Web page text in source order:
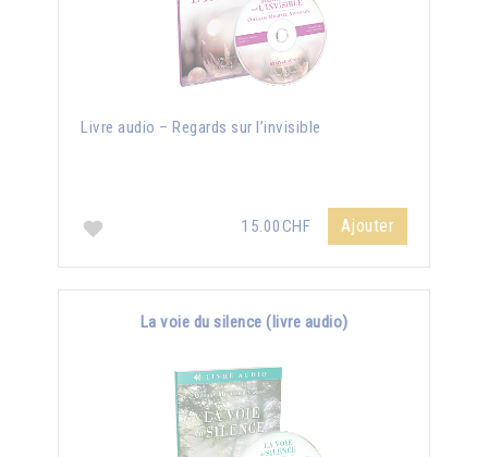
Livre audio – Regards sur l’invisible
15.00CHF Ajouter
La voie du silence (livre audio)